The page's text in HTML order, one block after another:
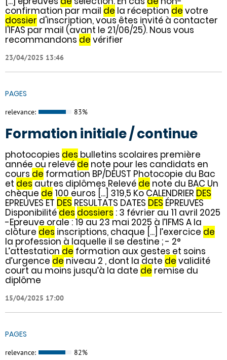
confirmation par mail de la réception de votre
dossier d'inscription, vous êtes invité à contacter
l'IFAS par mail (avant le 21/06/25). Nous vous
recommandons de vérifier
23/04/2025 13:46
PAGES
relevance: 83%
Formation initiale / continue
photocopies des bulletins scolaires première
année ou relevéde note pour les candidats en
cours de formation BP/DEUST Photocopie du Bac
et desautres diplômes Relevé de note du BAC Un
chèque de 100 euros [...] 319,5 Ko CALENDRIER DES
EPREUVES ET DES RESULTATS DATES DES ÉPREUVES
Disponibilitédes dossiers : 3 février au 11 avril 2025
-Epreuve orale : 19 au 23 mai 2025 à l’IFMS A la
clôture des inscriptions, chaque [...] l’exercice de
la profession à laquelle il se destine ; - 2°
L’attestation de formation aux gestes et soins
d’urgence deniveau 2 , dont la date de validité
court au moins jusqu’à la date de remise du
diplôme
15/04/2025 17:00
PAGES
relevance: 82%